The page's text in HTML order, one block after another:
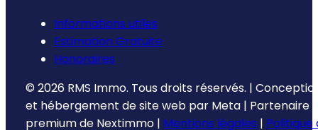
Informations utiles
Estimation Gratuite
Honoraires
© 2026 RMS Immo. Tous droits réservés. |
et hébergement de site web par Meta | Partenaire
premium de Nextimmo | Mentions légales | Politique